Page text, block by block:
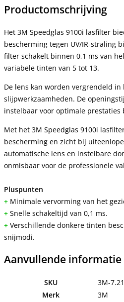
Productomschrijving
Het 3M Speedglas 9100i lasfilter
bescherming tegen UV/IR-straling
filter schakelt binnen 0,1 ms van
variabele tinten van 5 tot 13.
De lens kan worden vergrendeld
slijpwerkzaamheden. De
instelbaar voor optimale prestaties
Met het 3M Speedglas 9100i
bescherming en zicht bij
automatische lens en instelbare
onmisbaar voor de professionele
Pluspunten
+ Minimale vervorming van het
+ Snelle schakeltijd van 0,1 ms.
+ Verschillende donkere tinten
snijmodi.
Aanvullende informatie
SKU
3M-
Merk
3M